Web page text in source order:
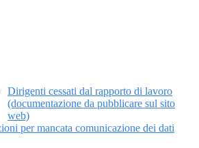
Dirigenti cessati dal rapporto di lavoro
(documentazione da pubblicare sul sito
web)
per mancata comunicazione dei dati